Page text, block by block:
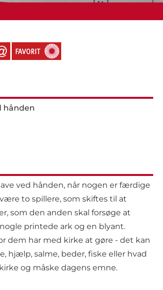
hånden
ved hånden, når nogen er færdige
to spillere, som skiftes til at
som den anden skal forsøge at
printede ark og en blyant.
dem har med kirke at gøre - det kan
hjælp, salme, beder, fiske eller hvad
og måske dagens emne.